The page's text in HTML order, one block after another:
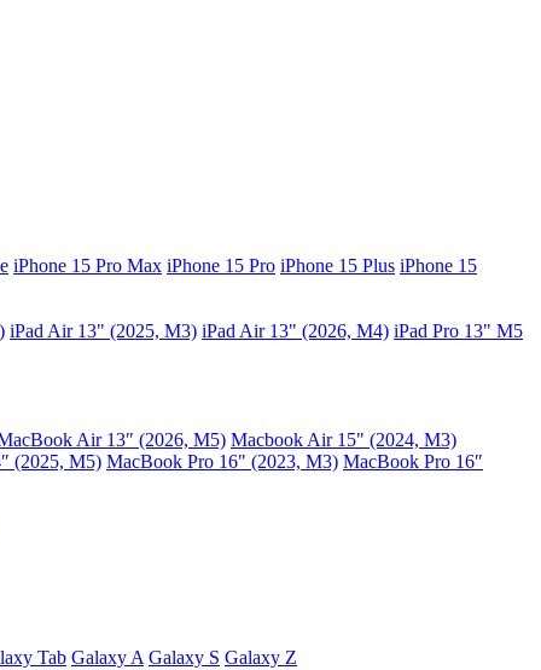
iPhone 15 Pro Max iPhone 15 Pro iPhone 15 Plus iPhone 15
iPad Air 13" (2025, M3) iPad Air 13" (2026, M4) iPad Pro 13" M5
Air 13″ (2026, M5) Macbook Air 15" (2024, M3)
(2025, M5) MacBook Pro 16" (2023, M3) MacBook Pro 16″
Tab Galaxy A Galaxy S Galaxy Z